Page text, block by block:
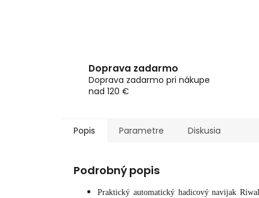
Doprava zadarmo
Doprava zadarmo pri nákupe
nad 120 €
Popis Parametre Diskusia
Podrobný popis
Praktický automatický hadicový navijak